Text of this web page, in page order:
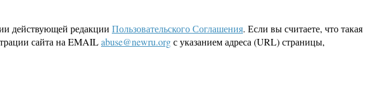
действующей редакции Пользовательского Соглашения. Если вы считаете, что такая
сайта на EMAILabuse@newru.orgс указанием адреса (URL) страницы,